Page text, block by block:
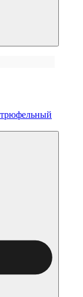
трюфельный